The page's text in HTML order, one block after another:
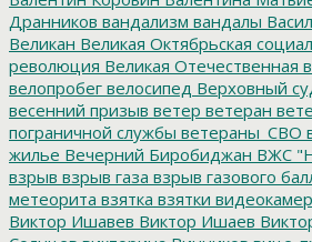
Дранников вандализм вандалы
Великан Великая Октябрьская
революция Великая Отечественная
велопробег велосипед Верховный
весенний призыв ветер ветеран
пограничной службы ветераны_СВО
жилье Вечерний Биробиджан ВЖС
взрыв взрыв газа взрыв газового
метеорита взятка взятки
Виктор Ишавев Виктор Ишаев